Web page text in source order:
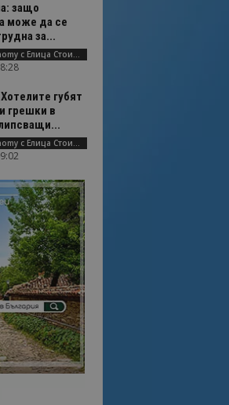
защо
може да се
за...
AI Travel Economy с Елица Стоилова
губят
грешки в
AI Travel Economy с Елица Стоилова